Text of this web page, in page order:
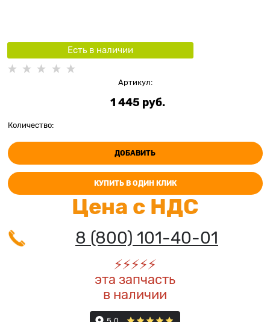
Есть в наличии
Артикул:
1 445 руб.
Количество:
ДОБАВИТЬ
КУПИТЬ В ОДИН КЛИК
Цена с НДС
8 (800) 101-40-01
⚡️⚡️⚡️⚡️⚡️
эта запчасть
в наличии